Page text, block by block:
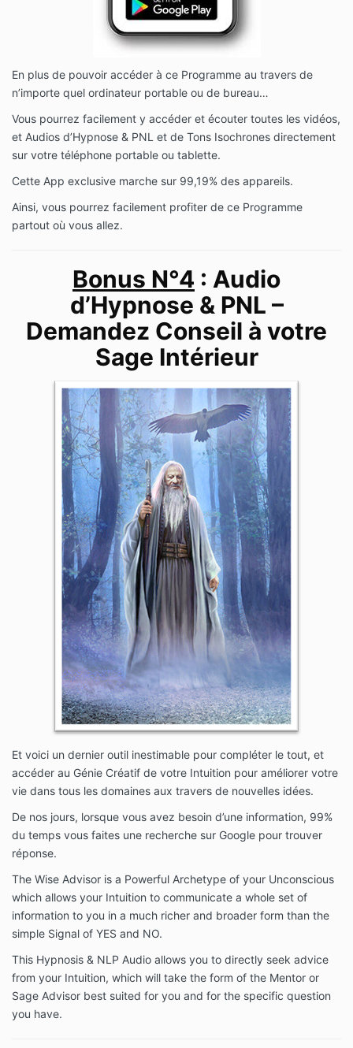
En plus de pouvoir accéder à ce Programme au travers de
n’importe quel ordinateur portable ou de bureau…
Vous pourrez facilement y accéder et écouter toutes les vidéos,
et Audios d’Hypnose & PNL et de Tons Isochrones directement
sur votre téléphone portable ou tablette.
Cette App exclusive marche sur 99,19% des appareils.
Ainsi, vous pourrez facilement profiter de ce Programme
partout où vous allez.
Bonus N°4 : Audio
d’Hypnose & PNL –
Demandez Conseil à votre
Sage Intérieur
Et voici un dernier outil inestimable pour compléter le tout, et
accéder au Génie Créatif de votre Intuition pour améliorer votre
vie dans tous les domaines aux travers de nouvelles idées.
De nos jours, lorsque vous avez besoin d’une information, 99%
du temps vous faites une recherche sur Google pour trouver
réponse.
The Wise Advisor is a Powerful Archetype of your Unconscious
which allows your Intuition to communicate a whole set of
information to you in a much richer and broader form than the
simple Signal of YES and NO.
This Hypnosis & NLP Audio allows you to directly seek advice
from your Intuition, which will take the form of the Mentor or
Sage Advisor best suited for you and for the specific question
you have.